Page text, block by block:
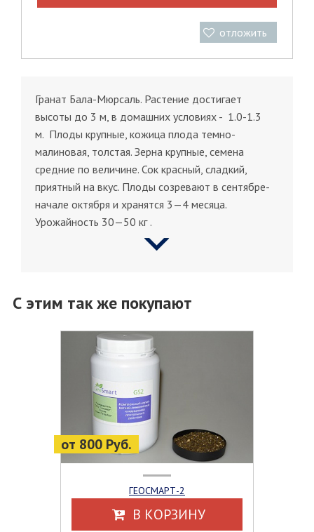
отложить
Гранат Бала-Мюрсаль. Растение достигает
высоты до 3 м, в домашних условиях - 1.0-1.3
м. Плоды крупные, кожица плода темно-
малиновая, толстая. Зерна крупные, семена
средние по величине. Сок красный, сладкий,
приятный на вкус. Плоды созревают в сентябре-
начале октября и хранятся 3—4 месяца.
Урожайность 30—50 кг .
С этим так же покупают
от 800 Руб.
ГЕОСМАРТ-2
В КОРЗИНУ